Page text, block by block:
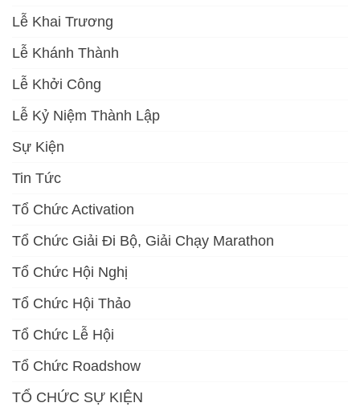
Lễ Khai Trương
Lễ Khánh Thành
Lễ Khởi Công
Lễ Kỷ Niệm Thành Lập
Sự Kiện
Tin Tức
Tổ Chức Activation
Tổ Chức Giải Đi Bộ, Giải Chạy Marathon
Tổ Chức Hội Nghị
Tổ Chức Hội Thảo
Tổ Chức Lễ Hội
Tổ Chức Roadshow
TỔ CHỨC SỰ KIỆN